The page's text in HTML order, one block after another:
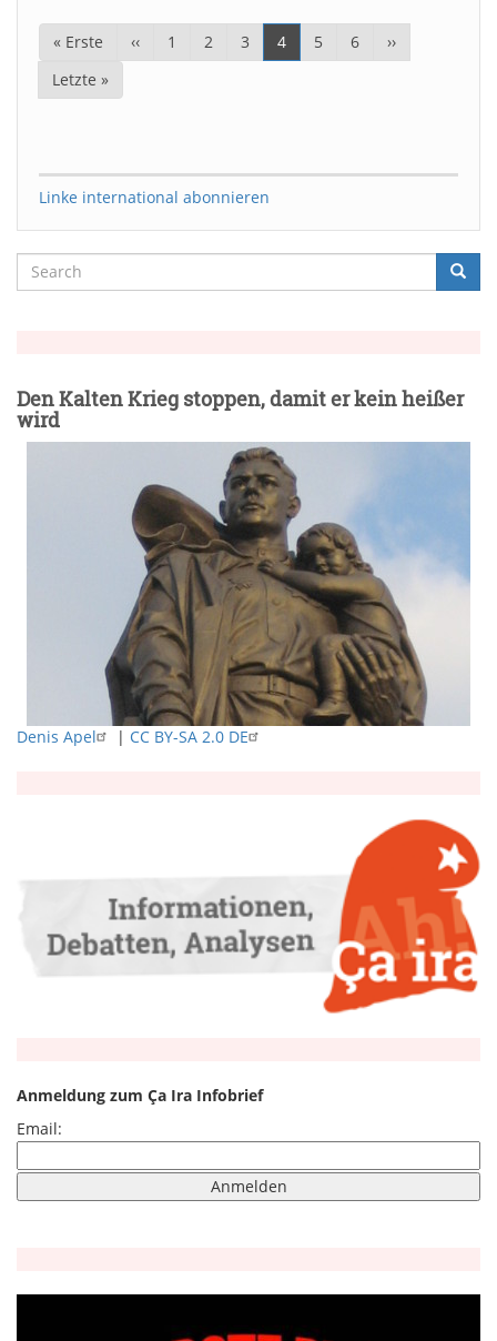
Seitennummerierung
Erste
« Erste
Vorherige
Seite
‹‹ Page
1 Page
2 Page
3
Aktuelle
Seite
4 Page
5 Page
6
Nächste
Seite
››
Letzte
Seite
Letzte »
Linke international abonnieren
Suche
Search
Den Kalten Krieg stoppen, damit er kein heißer
wird
Denis Apel | CC BY-SA 2.0 DE
Anmeldung zum Ça Ira Infobrief
Email: